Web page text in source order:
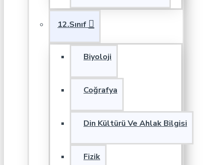
12.Sınıf
Biyoloji
Coğrafya
Din Kültürü Ve Ahlak Bilgisi
Fizik